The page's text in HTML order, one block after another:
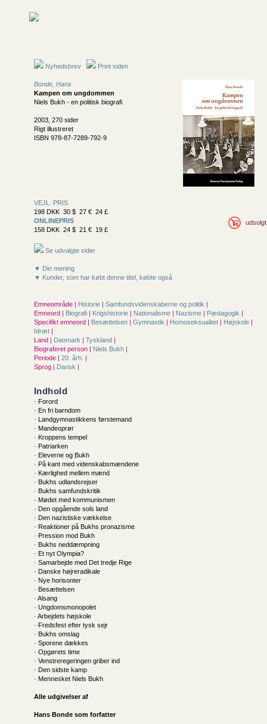
Nyhedsbrev Print siden
Bonde, Hans
Kampen om ungdommen
Niels Bukh - en politisk biografi
2003, 270 sider
Rigt illustreret
ISBN 978-87-7289-792-9
VEJL. PRIS
198 DKK 30 $ 27 € 24 £
ONLINEPRIS
158 DKK 24 $ 21 € 19 £
udsolgt
Se udvalgte sider
▼ Din mening
▼ Kunder, som har købt denne titel, købte også
Emneområde | Historie | Samfunds­videnskaberne og politik |
Emneord | Biografi | Krigshistorie | Nationalisme | Nazisme | Pædagogik |
Specifikt emneord | Besættelsen | Gymnastik | Homoseksualitet | Højskole |
Idræt |
Land | Danmark | Tyskland |
Biograferet person | Niels Bukh |
Periode | 20. årh. |
Sprog | Dansk |
Indhold
· Forord
· En fri barndom
· Landgymnastikkens førstemand
· Mandeoprør
· Kroppens tempel
· Patriarken
· Eleverne og Bukh
· På kant med videnskabsmændene
· Kærlighed mellem mænd
· Bukhs udlandsrejser
· Bukhs samfundskritik
· Mødet med kommunismen
· Den opgående sols land
· Den nazistiske vækkelse
· Reaktioner på Bukhs pronazisme
· Pression mod Bukh
· Bukhs neddæmpning
· Et nyt Olympia?
· Samarbejde med Det tredje Rige
· Danske højreradikale
· Nye horisonter
· Besættelsen
· Alsang
· Ungdomsmonopolet
· Arbejdets højskole
· Fredsfest efter tysk sejr
· Bukhs omslag
· Sporene dækkes
· Opgørets time
· Venstreregeringen griber ind
· Den sidste kamp
· Mennesket Niels Bukh
Alle udgivelser af
Hans Bonde som forfatter